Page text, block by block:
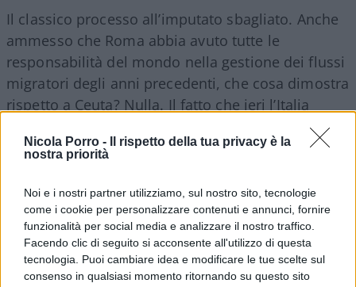
Nicola Porro -
Il rispetto della tua privacy è la
nostra priorità
Noi e i nostri partner utilizziamo, sul nostro sito, tecnologie
come i cookie per personalizzare contenuti e annunci, fornire
funzionalità per social media e analizzare il nostro traffico.
Facendo clic di seguito si acconsente all'utilizzo di questa
tecnologia. Puoi cambiare idea e modificare le tue scelte sul
consenso in qualsiasi momento ritornando su questo sito
Il classico processo all’imputato sbagliato. Anche
ammesso che Roma abbia avuto tutte le
responsabilità del mondo nella gestione dei flussi
migratori degli anni precedenti, che cosa dimostra
rispetto a Ceuta? Nulla. Il fatto che ieri l’Italia
abbia avuto un problema non autorizza la Spagna
a pretendere che oggi gli altri Paesi ignorino il
sono affatto una bestemmia europea. La
Francia mantiene controlli su tutte le proprie
frontiere interne, compresa quella con la Spagna e
quella con l’Italia, la Germania controlla i confini
terrestri con numerosi Stati, mentre Austria,